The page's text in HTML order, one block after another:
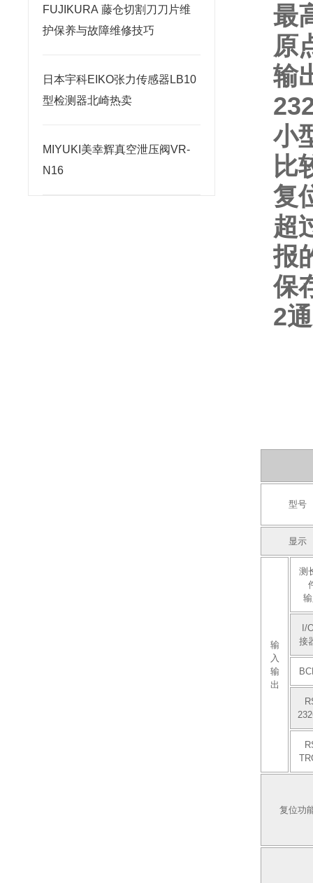
FUJIKURA 藤仓切割刀刀片维
护保养与故障维修技巧
日本宇科EIKO张力传感器LB10
型检测器北崎热卖
MIYUKI美幸辉真空泄压阀VR-
N16
最
原
输
小
比
复
超
报
保
2
型号
显示
输
入
输
出
测
I/
接
复位功